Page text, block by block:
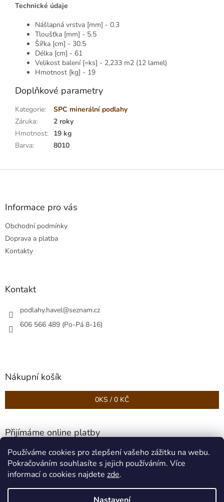
Používáme cookies pro zlepšení vašeho zážitku na webu.
Pokračováním souhlasíte s jejich používáním. Více
informací o cookies najdete zde.
Technické údaje
Nášlapná vrstva [mm] - 0.3
Tloušťka [mm] - 5.5
Šířka [cm] - 30.5
Délka [cm] - 61
Velikost balení [=ks] - 2,233 m2 (12 lamel)
Hmotnost [kg] - 19
Doplňkové parametry
Kategorie:
SPC minerální podlahy
Záruka:
2 roky
Hmotnost: 19 kg
Barva: 8010
Z
Informace pro vás
Obchodní podmínky
Doprava a platba
Kontakty
Kontakt
podlahy.havel@seznam.cz
606 566 489 (Po-Pá 8-16)
Nákupní košík
0KS / 0 KČ
Přijímáme online platby